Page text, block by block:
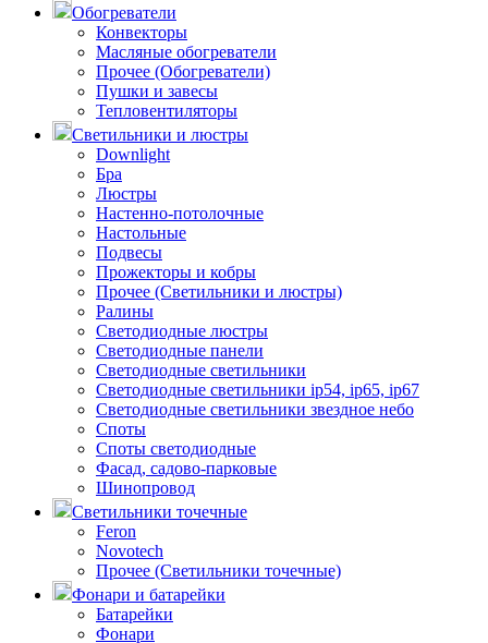
Обогреватели
Конвекторы
Масляные обогреватели
Прочее (Обогреватели)
Пушки и завесы
Тепловентиляторы
Светильники и люстры
Downlight
Бра
Люстры
Настенно-потолочные
Настольные
Подвесы
Прожекторы и кобры
Прочее (Светильники и люстры)
Ралины
Светодиодные люстры
Светодиодные панели
Светодиодные светильники
Светодиодные светильники ip54, ip65, ip67
Светодиодные светильники звездное небо
Споты
Споты светодиодные
Фасад, садово-парковые
Шинопровод
Светильники точечные
Feron
Novotech
Прочее (Светильники точечные)
Фонари и батарейки
Батарейки
Фонари